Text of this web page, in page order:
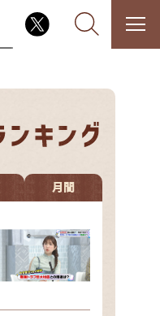
ぎるTV
けど・・・
バラエティ！
って真剣です
ープ
月間